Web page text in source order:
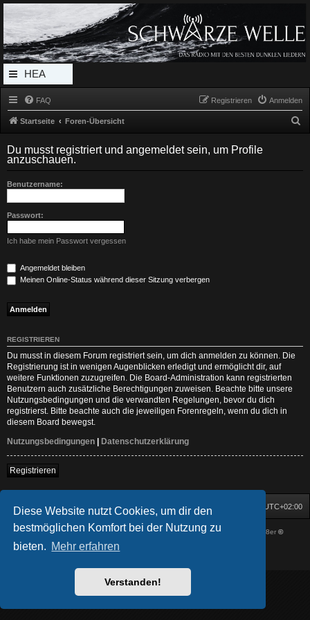
Diese Website nutzt Cookies, um dir den
bestmöglichen Komfort bei der Nutzung zu
bieten. Mehr erfahren
Verstanden!
Radio Schwarze Welle Forum
Das Radio mit den Besten Dunklen Liedern
HEA
DERL
MEN
U
FAQ Anmelden
Registrieren
Startseite Foren-Übersicht
h
Du musst registriert und angemeldet sein, um Profile
anzuschauen.
Benutzername:
Passwort:
Ich habe mein Passwort vergessen
Angemeldet bleiben
Meinen Online-Status während dieser Sitzung verbergen
REGISTRIEREN
Du musst in diesem Forum registriert sein, um dich anmelden zu können. Die
Registrierung ist in wenigen Augenblicken erledigt und ermöglicht dir, auf
weitere Funktionen zuzugreifen. Die Board-Administration kann registrierten
Benutzern auch zusätzliche Berechtigungen zuweisen. Beachte bitte unsere
Nutzungsbedingungen und die verwandten Regelungen, bevor du dich
registrierst. Bitte beachte auch die jeweiligen Forenregeln, wenn du dich in
diesem Board bewegst.
Nutzungsbedingungen
Datenschutzerklärung
Registrieren
Startseite Foren-Übersicht UTC+02:00
Powered byphpBB® Forum Software © phpBB Limited| DVGFX by: Prosk8er©
Deutsche Übersetzung durch